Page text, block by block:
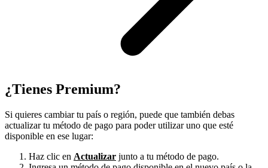
¿Tienes Premium?
Si quieres cambiar tu país o región, puede que también debas
actualizar tu método de pago para poder utilizar uno que esté
disponible en ese lugar:
Haz clic en Actualizar junto a tu método de pago.